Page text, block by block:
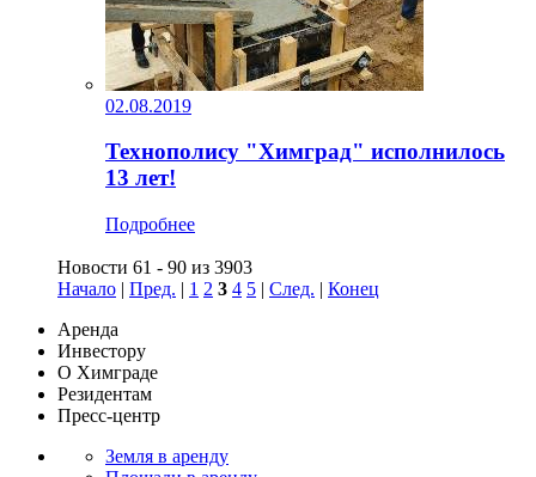
02.08.2019
Технополису "Химград" исполнилось
13 лет!
Подробнее
Новости 61 - 90 из 3903
Начало | Пред. | 1 2 3 4 5 | След. | Конец
Аренда
Инвестору
О Химграде
Резидентам
Пресс-центр
Земля в аренду